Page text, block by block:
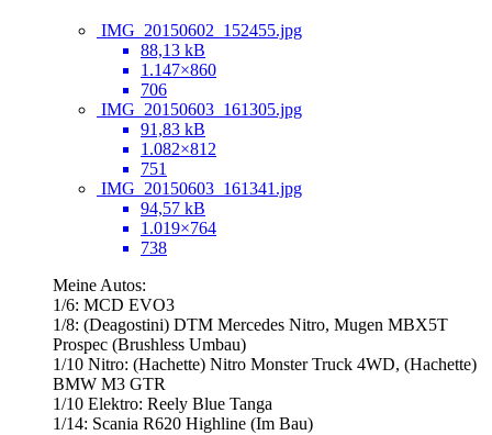
IMG_20150602_152455.jpg
88,13 kB
1.147×860
706
IMG_20150603_161305.jpg
91,83 kB
1.082×812
751
IMG_20150603_161341.jpg
94,57 kB
1.019×764
738
Meine Autos:
1/6: MCD EVO3
1/8: (Deagostini) DTM Mercedes Nitro, Mugen MBX5T
Prospec (Brushless Umbau)
1/10 Nitro: (Hachette) Nitro Monster Truck 4WD, (Hachette)
BMW M3 GTR
1/10 Elektro: Reely Blue Tanga
1/14: Scania R620 Highline (Im Bau)